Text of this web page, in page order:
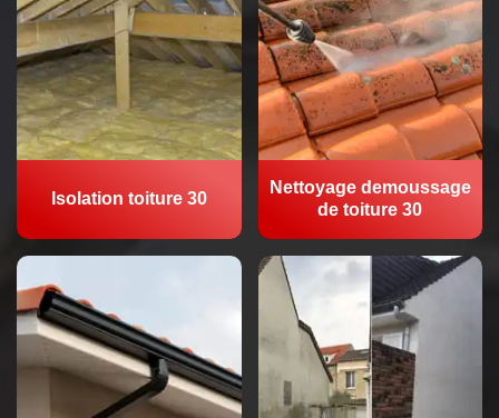
Isolation toiture 30
Nettoyage demoussage
de toiture 30